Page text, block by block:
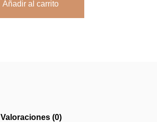
Añadir al carrito
Valoraciones (0)